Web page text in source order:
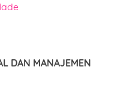
DAN MANAJEMEN